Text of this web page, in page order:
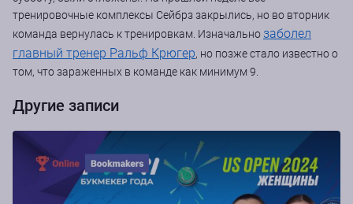
тренировочные комплексы Сейбрз закрылись, но во вторник
команда вернулась к тренировкам. Изначально заболел
главный тренер Ральф Крюгер, но позже стало известно о
том, что зараженных в команде как минимум 9.
Другие записи